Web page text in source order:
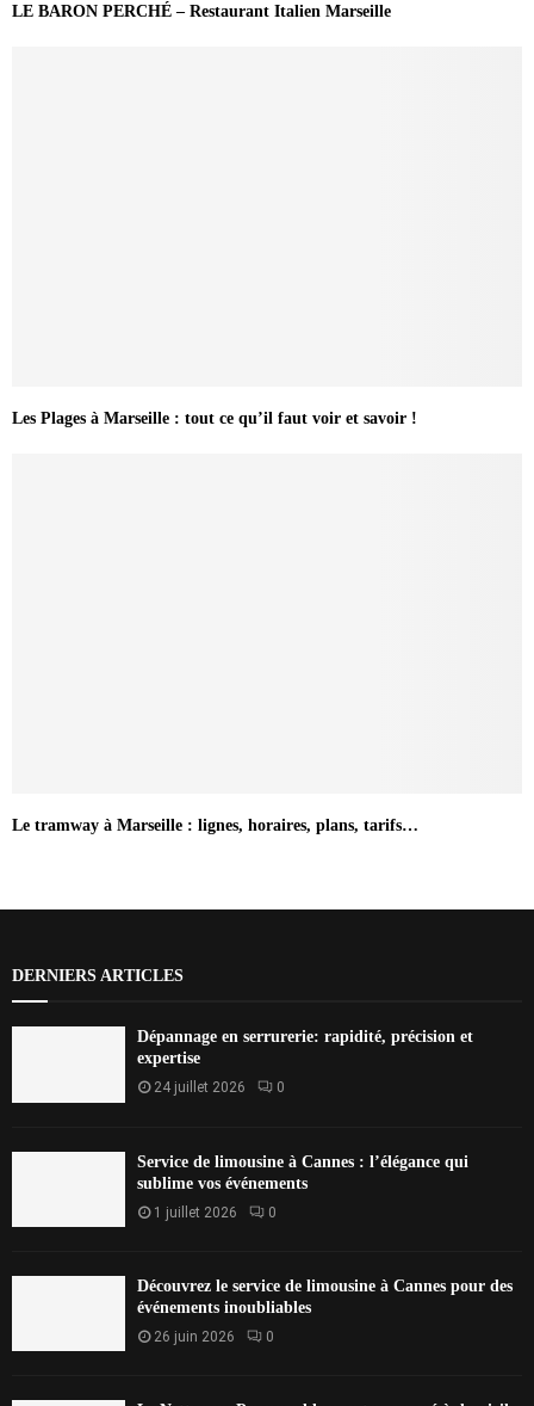
LE BARON PERCHÉ – Restaurant Italien Marseille
Les Plages à Marseille : tout ce qu’il faut voir et savoir !
Le tramway à Marseille : lignes, horaires, plans, tarifs…
DERNIERS ARTICLES
Dépannage en serrurerie: rapidité, précision et
expertise
24 juillet 2026 0
Service de limousine à Cannes : l’élégance qui
sublime vos événements
1 juillet 2026 0
Découvrez le service de limousine à Cannes pour des
événements inoubliables
26 juin 2026 0